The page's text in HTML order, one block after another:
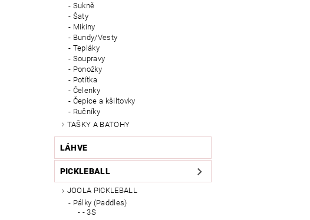
Sukně
Šaty
Mikiny
Bundy/Vesty
Tepláky
Soupravy
Ponožky
Potítka
Čelenky
Čepice a kšiltovky
Ručníky
TAŠKY A BATOHY
LÁHVE
PICKLEBALL
JOOLA PICKLEBALL
Pálky (Paddles)
- 3S